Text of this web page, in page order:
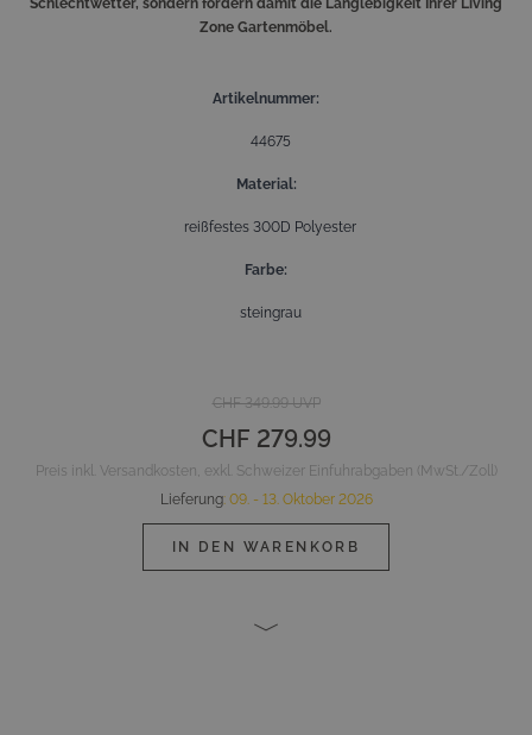
Schlechtwetter, sondern fördern damit die Langlebigkeit Ihrer Living
Zone Gartenmöbel.
Artikelnummer
44675
Material
reißfestes 300D Polyester
Farbe
steingrau
CHF 349.99UVP
CHF 279.99
Preis inkl. Versandkosten, exkl. Schweizer Einfuhrabgaben (MwSt./Zoll)
Lieferung: 09. - 13. Oktober 2026
IN DEN WARENKORB